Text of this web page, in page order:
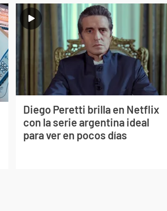
Diego Peretti brilla en Netflix
con la serie argentina ideal
para ver en pocos días